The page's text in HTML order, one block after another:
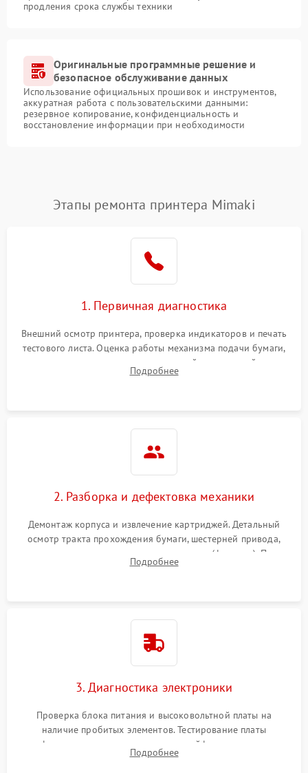
продления срока службы техники
Оригинальные программные решение и
безопасное обслуживание данных
Использование официальных прошивок и инструментов,
аккуратная работа с пользовательскими данными:
резервное копирование, конфиденциальность и
восстановление информации при необходимости
Этапы ремонта принтера Mimaki
1. Первичная диагностика
Внешний осмотр принтера, проверка индикаторов и печать
тестового листа. Оценка работы механизма подачи бумаги,
выявление посторонних шумов, замятий и первичный анализ
дефектов печати (полосы, фон, пробелы).
Подробнее
2. Разборка и дефектовка механики
Демонтаж корпуса и извлечение картриджей. Детальный
осмотр тракта прохождения бумаги, шестерней привода,
роликов захвата и узла термозакрепления (фьюзера). Поиск
физического износа и повреждений деталей.
Подробнее
3. Диагностика электроники
Проверка блока питания и высоковольтной платы на
наличие пробитых элементов. Тестирование платы
форматирования, целостности шлейфов, контактов
картриджа и оптопар (датчиков прохождения и наличия
Подробнее